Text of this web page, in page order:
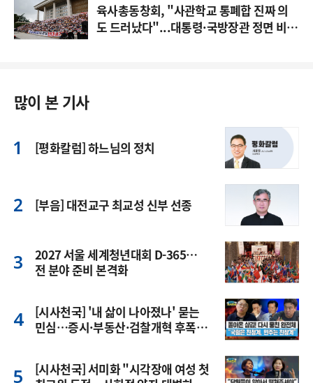
육사총동창회, "사관학교 통폐합 진짜 의
도 드러났다"...대통령·국방장관 정면 비
많이 본 기사
[평화칼럼] 하느님의 정치
[부음] 대전교구 최교성 신부 선종
2027 서울 세계청년대회 D-365…
전 분야 준비 본격화
[시사천국] '내 삶이 나아졌나' 묻는
민심…증시·부동산·검찰개혁 후폭
[시사천국] 서미화 "시각장애 여성 첫